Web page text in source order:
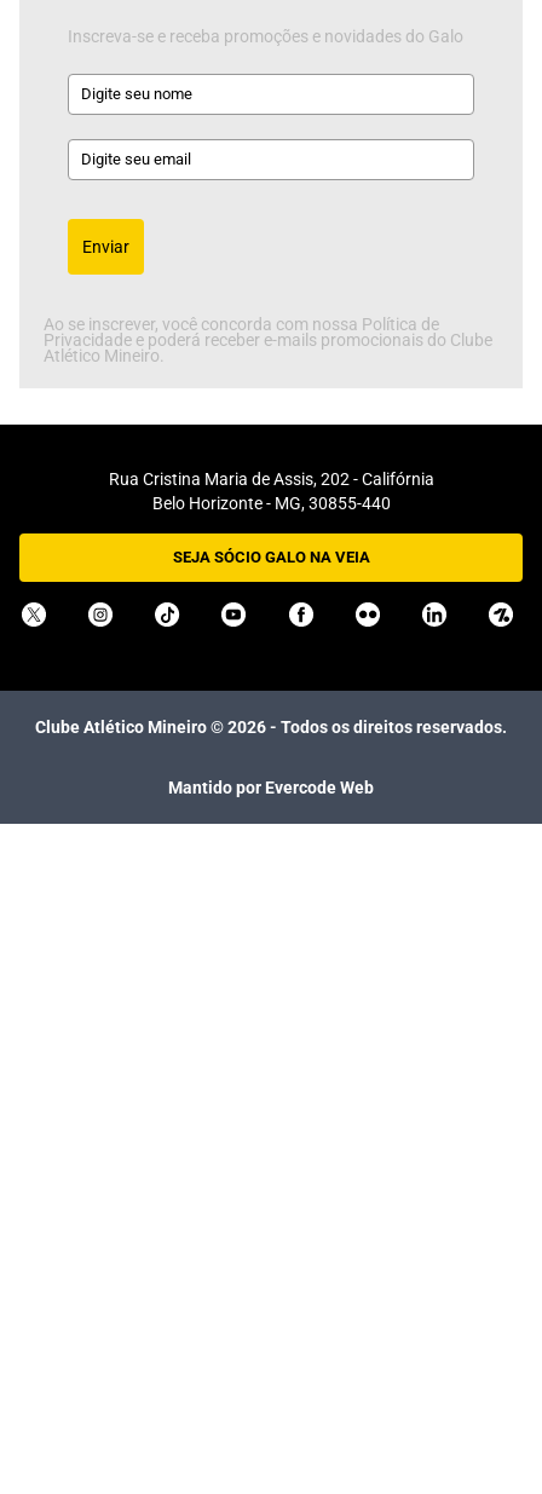
Inscreva-se e receba promoções e novidades do Galo
Enviar
Ao se inscrever, você concorda com nossa Política de
Privacidade e poderá receber e-mails promocionais do Clube
Atlético Mineiro.
Rua Cristina Maria de Assis, 202 - Califórnia
Belo Horizonte - MG, 30855-440
SEJA SÓCIO GALO NA VEIA
Clube Atlético Mineiro ©2026- Todos os direitos reservados.
Mantido por Evercode Web